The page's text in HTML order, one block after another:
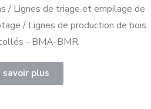
/ Lignes de triage et empilage de
/ Lignes de production de bois
- BMA-BMR.
savoir plus